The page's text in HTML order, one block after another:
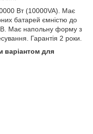
Вт (10000VA). Має
батарей ємністю до
Має напольну форму з
Гарантія 2 роки.
варіантом для